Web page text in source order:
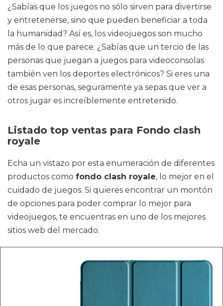
¿Sabías que los juegos no sólo sirven para divertirse
y entretenerse, sino que pueden beneficiar a toda
la humanidad? Así es, los videojuegos son mucho
más de lo que parece. ¿Sabías que un tercio de las
personas que juegan a juegos para videoconsolas
también ven los deportes electrónicos? Si eres una
de esas personas, seguramente ya sepas que ver a
otros jugar es increíblemente entretenido.
Listado top ventas para Fondo clash
royale
Echa un vistazo por esta enumeración de diferentes
productos como fondo clash royale, lo mejor en el
cuidado de juegos. Si quieres encontrar un montón
de opciones para poder comprar lo mejor para
videojuegos, te encuentras en uno de los mejores
sitios web del mercado.